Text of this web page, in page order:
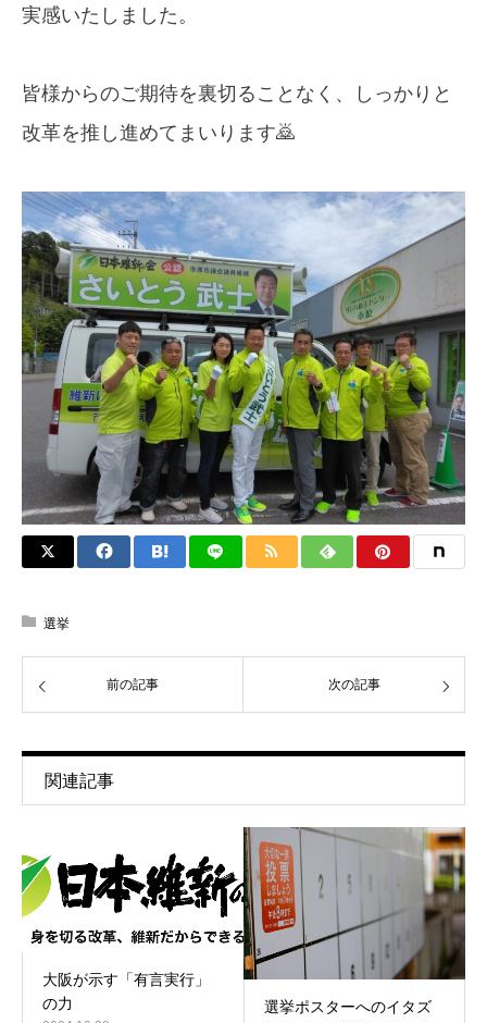
実感いたしました。
皆様からのご期待を裏切ることなく、しっかりと
改革を推し進めてまいります🙇
選挙
前の記事 次の記事
関連記事
大阪が示す「有言実行」
の力
選挙ポスターへのイタズ